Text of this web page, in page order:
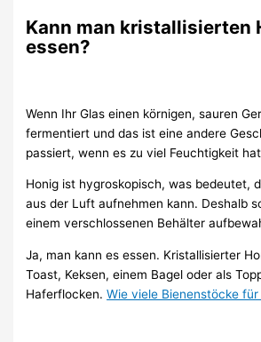
Kann man kristallisierten
essen?
Wenn Ihr Glas einen körnigen, sauren
fermentiert und das ist eine andere
passiert, wenn es zu viel Feuchtigkeit
Honig ist hygroskopisch, was bedeutet,
aus der Luft aufnehmen kann. Deshalb
einem verschlossenen Behälter
Ja, man kann es essen. Kristallisierter
Toast, Keksen, einem Bagel oder als
Haferflocken.Wie viele Bienenstöcke